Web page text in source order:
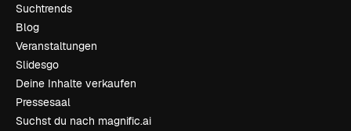
Suchtrends
Blog
Veranstaltungen
Slidesgo
Deine Inhalte verkaufen
Pressesaal
Suchst du nach magnific.ai